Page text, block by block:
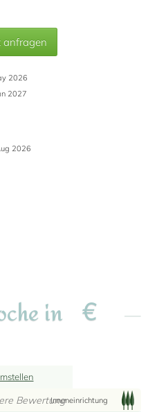
anfragen
2026
2027
2026
in €
BewertungInneneinrichtung